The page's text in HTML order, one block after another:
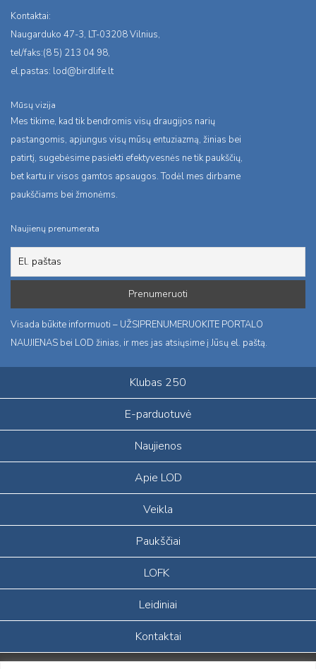
Kontaktai:
Naugarduko 47-3, LT-03208 Vilnius,
tel/faks:(8 5) 213 04 98,
el.pastas: lod@birdlife.lt
Mūsų vizija
Mes tikime, kad tik bendromis visų draugijos narių
pastangomis, apjungus visų mūsų entuziazmą, žinias bei
patirtį, sugebėsime pasiekti efektyvesnės ne tik paukščių,
bet kartu ir visos gamtos apsaugos. Todėl mes dirbame
paukščiams bei žmonėms.
Naujienų prenumerata
Visada būkite informuoti – UŽSIPRENUMERUOKITE PORTALO
NAUJIENAS bei LOD žinias, ir mes jas atsiųsime į Jūsų el. paštą.
Klubas 250
E-parduotuvė
Naujienos
Apie LOD
Veikla
Paukščiai
LOFK
Leidiniai
Kontaktai